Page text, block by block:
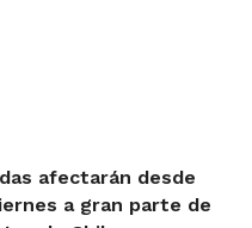
afectarán desde
a gran parte de